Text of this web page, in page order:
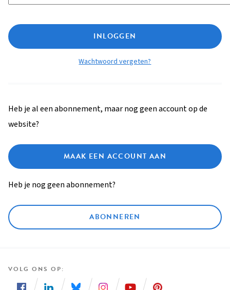
INLOGGEN
Wachtwoord vergeten?
Heb je al een abonnement, maar nog geen account op de
website?
MAAK EEN ACCOUNT AAN
Heb je nog geen abonnement?
ABONNEREN
VOLG ONS OP